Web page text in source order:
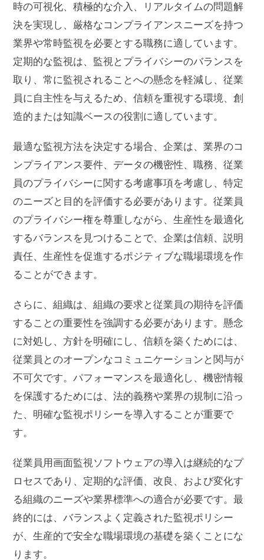
時の可視化、積極的な介入、リアルタイムの問題解
決を実現し、厳格なコンプライアンスニーズを持つ
業界や常時監視を必要とする職務に適しています。
定期的な監視は、監視とプライバシーのバランスを
取り、常に監視されることへの懸念を軽減し、従業
員に自主性を与えるため、信頼を重視する環境、創
造的または知識ベースの役割に適しています。
最適な監視方法を決定する場合、企業は、業界のコ
ンプライアンス要件、データの機密性、職務、従業
員のプライバシーに関する考慮事項を考慮し、特定
のニーズと目的を評価する必要があります。従業員
のプライバシー権を尊重しながら、生産性を最適化
するバランスを見つけることで、企業は信頼、説明
責任、生産性を促進するポジティブな職場環境を作
ることができます。
さらに、組織は、組織の要求と従業員の期待を評価
することの重要性を強調する必要があります。懸念
に対処し、方針を明確にし、信頼を築くためには、
従業員とのオープンなコミュニケーションと関与が
不可欠です。パフォーマンスを最適化し、機密情報
を保護するためには、法的義務や業界の規制に沿っ
た、明確な監視ポリシーを導入することが重要で
す。
従業員用画面監視ソフトウェアの導入は継続的なプ
ロセスであり、定期的な評価、改良、および変化す
る組織のニーズや業界標準への適合が必要です。最
終的には、バランスよく定義された監視ポリシー
が、生産的で安全な職場環境の基礎を築くことにな
ります。